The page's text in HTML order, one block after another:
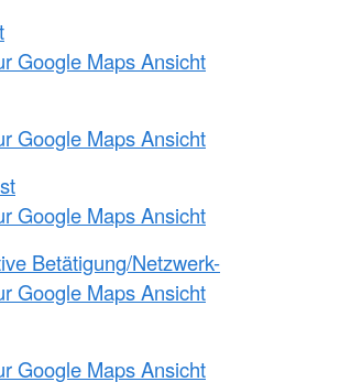
Google Maps Ansicht
Google Maps Ansicht
Google Maps Ansicht
Betätigung/Netzwerk-
Google Maps Ansicht
Google Maps Ansicht